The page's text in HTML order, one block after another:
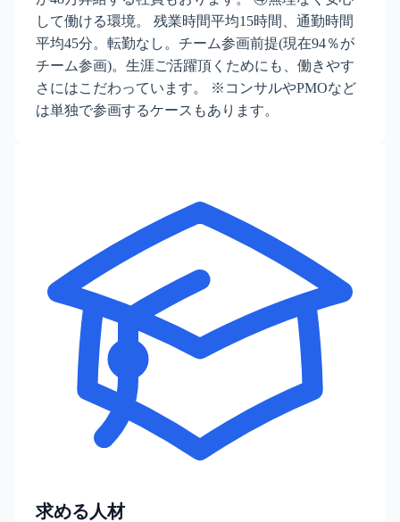
して働ける環境。 残業時間平均15時間、通勤時間
平均45分。転勤なし。チーム参画前提(現在94％が
チーム参画)。生涯ご活躍頂くためにも、働きやす
さにはこだわっています。 ※コンサルやPMOなど
は単独で参画するケースもあります。
求める人材